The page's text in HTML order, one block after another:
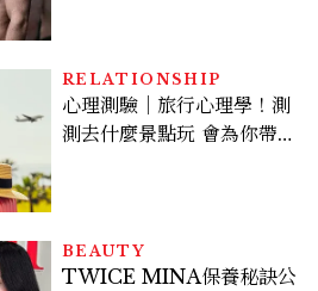
RELATIONSHIP
心理測驗｜旅行心理學！測
測去什麼景點玩 會為你帶來
BEAUTY
TWICE MINA保養秘訣公